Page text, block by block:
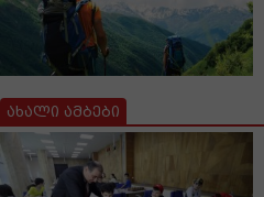
ახალი ამბები